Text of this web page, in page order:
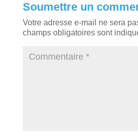
Soumettre un
Votre adresse e-mail ne sera
champs obligatoires sont